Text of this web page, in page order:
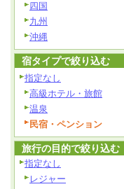
四国
九州
沖縄
宿タイプで絞り込む
指定なし
高級ホテル・旅館
温泉
民宿・ペンション
旅行の目的で絞り込む
指定なし
レジャー